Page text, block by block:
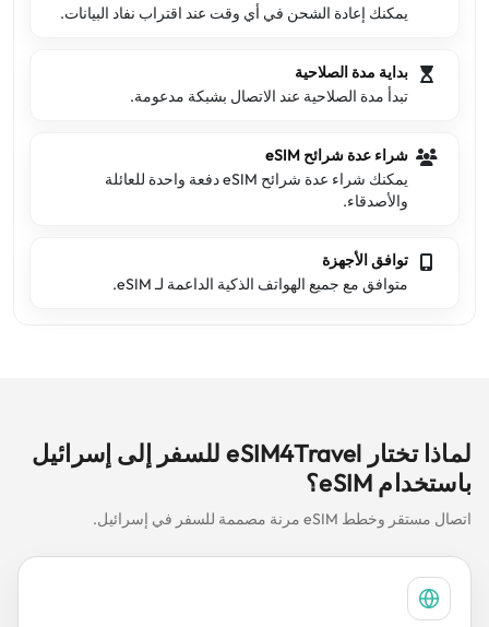
يمكنك إعادة الشحن في أي وقت عند اقتراب نفاد البيانات.
بداية مدة الصلاحية
تبدأ مدة الصلاحية عند الاتصال بشبكة مدعومة.
شراء عدة شرائح eSIM
يمكنك شراء عدة شرائح eSIM دفعة واحدة للعائلة
والأصدقاء.
توافق الأجهزة
متوافق مع جميع الهواتف الذكية الداعمة لـ eSIM.
لماذا تختار eSIM4Travel للسفر إلى إسرائيل
باستخدام eSIM؟
اتصال مستقر وخطط eSIM مرنة مصممة للسفر في إسرائيل.